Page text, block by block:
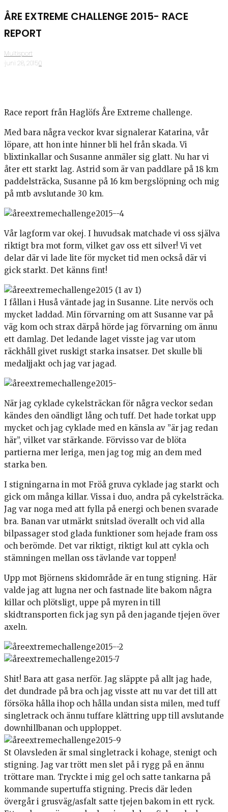
ÅRE EXTREME CHALLENGE 2015- RACE
REPORT
Multisport
·juni 28, 2015·0
Race report från Haglöfs Åre Extreme challenge.
Med bara några veckor kvar signalerar Katarina, vår
löpare, att hon inte hinner bli hel från skada. Vi
blixtinkallar och Susanne anmäler sig glatt. Nu har vi
åter ett starkt lag. Astrid som är van paddlare på 18 km
paddelsträcka, Susanne på 16 km bergslöpning och mig
på mtb avslutande 30 km.
Vår lagform var okej. I huvudsak matchade vi oss själva
riktigt bra mot form, vilket gav oss ett silver! Vi vet
delar där vi lade lite för mycket tid men också där vi
gick starkt. Det känns fint!
I fållan i Huså väntade jag in Susanne. Lite nervös och
mycket laddad. Min förvarning om att Susanne var på
väg kom och strax därpå hörde jag förvarning om ännu
ett damlag. Det ledande laget visste jag var utom
räckhåll givet ruskigt starka insatser. Det skulle bli
medaljjakt och jag var jagad.
När jag cyklade cykelsträckan för några veckor sedan
kändes den oändligt lång och tuff. Det hade torkat upp
mycket och jag cyklade med en känsla av ”är jag redan
här”, vilket var stärkande. Förvisso var de blöta
partierna mer leriga, men jag tog mig an dem med
starka ben.
I stigningarna in mot Fröå gruva cyklade jag starkt och
gick om många killar. Vissa i duo, andra på cykelsträcka.
Jag var noga med att fylla på energi och benen svarade
bra. Banan var utmärkt snitslad överallt och vid alla
bilpassager stod glada funktioner som hejade fram oss
och berömde. Det var riktigt, riktigt kul att cykla och
stämningen mellan oss tävlande var toppen!
Upp mot Björnens skidområde är en tung stigning. Här
valde jag att lugna ner och fastnade lite bakom några
killar och plötsligt, uppe på myren in till
skidtransporten fick jag syn på den jagande tjejen över
axeln.
Shit! Bara att gasa nerför. Jag släppte på allt jag hade,
det dundrade på bra och jag visste att nu var det till att
försöka hålla ihop och hålla undan sista milen, med tuff
singletrack och ännu tuffare klättring upp till avslutande
downhillbanan och upploppet.
St Olavsleden är smal singletrack i kohage, stenigt och
stigning. Jag var trött men slet på i rygg på en ännu
tröttare man. Tryckte i mig gel och satte tankarna på
kommande supertuffa stigning. Precis där leden
övergår i grusväg/asfalt satte tjejen bakom in ett ryck.